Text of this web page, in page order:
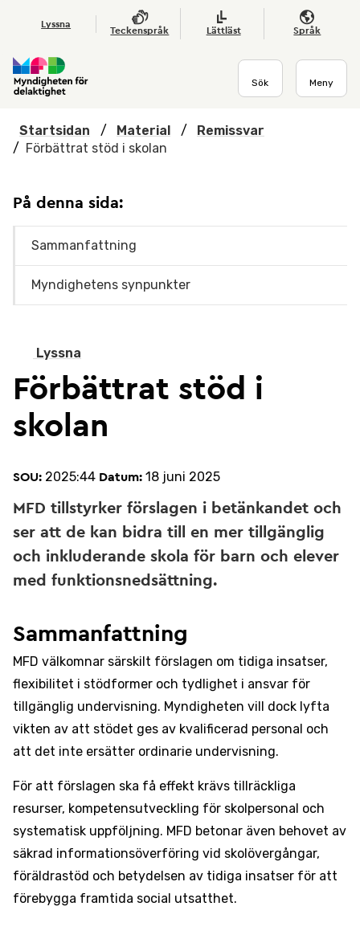
Hoppa till huvudmenyn
Lyssna
Teckenspråk Lättläst Språk
Sök Meny
Startsidan / Material /
Remissvar
/ Förbättrat stöd i skolan
Lyssna
Förbättrat stöd i
skolan
SOU: 2025:44 Datum: 18 juni 2025
MFD tillstyrker förslagen i betänkandet och
ser att de kan bidra till en mer tillgänglig
och inkluderande skola för barn och elever
med funktionsnedsättning.
Sammanfattning
MFD välkomnar särskilt förslagen om tidiga insatser,
flexibilitet i stödformer och tydlighet i ansvar för
tillgänglig undervisning. Myndigheten vill dock lyfta
vikten av att stödet ges av kvalificerad personal och
att det inte ersätter ordinarie undervisning.
För att förslagen ska få effekt krävs tillräckliga
resurser, kompetensutveckling för skolpersonal och
systematisk uppföljning. MFD betonar även behovet av
säkrad informationsöverföring vid skolövergångar,
föräldrastöd och betydelsen av tidiga insatser för att
förebygga framtida social utsatthet.
På denna sida:
Sammanfattning
Myndighetens synpunkter